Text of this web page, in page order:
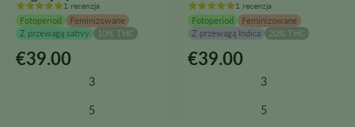
1 recenzja
Fotoperiod
Feminizowane
Z przewagą sativy
10% THC
€39.00
3
5
Ten
1 recenzja
Fotoperiod
Feminizowane
Z przewagą Indica
20% THC
€39.00
3
5
Ten